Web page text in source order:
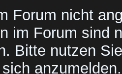
Forum nicht
im Forum sind
Bitte nutzen